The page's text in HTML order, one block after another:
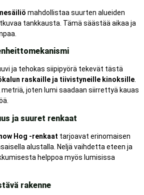
mahdollistaa suurten alueiden
tankkausta. Tämä säästää aikaa ja
ja tehokas siipipyörä tekevät tästä
raskaille ja tiivistyneille kinoksille.
joten lumi saadaan siirrettyä kauas
ja suuret renkaat
Hog -renkaat tarjoavat erinomaisen
alustalla. Neljä vaihdetta eteen ja
helppoa myös lumisissa
rakenne